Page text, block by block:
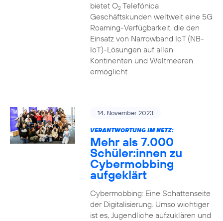
bietet O2Telefónica
Geschäftskunden weltweit eine 5G
Roaming-Verfügbarkeit, die den
Einsatz von Narrowband IoT (NB-
IoT)-Lösungen auf allen
Kontinenten und Weltmeeren
ermöglicht.
14. November 2023
VERANTWORTUNG IM NETZ:
Mehr als 7.000
Schüler:innen zu
Cybermobbing
aufgeklärt
Cybermobbing: Eine Schattenseite
der Digitalisierung. Umso wichtiger
ist es, Jugendliche aufzuklären und